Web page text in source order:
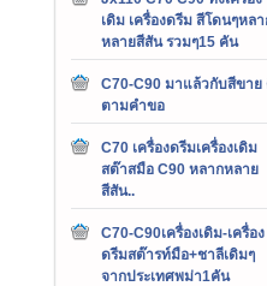
เดิม เครื่องดรีม สีโดนๆหลา
หลายสีสัน รวมๆ15 คัน
C70-C90 มาแล้วกับสีขาย
ตามคำขอ
C70 เครื่องดรีมเครื่องเดิม
สต๊าสมือ C90 หลากหลาย
สีสัน..
C70-C90เครื่องเดิม-เครื่อง
ดรีมสต๊ารท์มือ+ชาลีเดิมๆ
จากประเทศพม่า1คัน